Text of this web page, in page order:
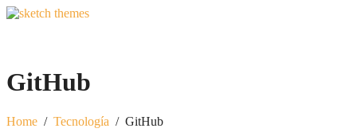
GitHub
Home / Tecnología / GitHub